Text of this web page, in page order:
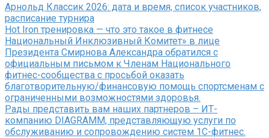
Арнольд Классик 2026: дата и время, список участников,
расписание турнира
Hot Iron тренировка — что это такое в фитнесе
Национальный Инклюзивный Комитет» в лице
Президента Смирнова Александра обратился с
официальным письмом к Членам Национального
фитнес-сообщества с просьбой оказать
благотворительную/финансовую помощь спортсменам с
ограниченными возможностями здоровья.
Рады представить вам наших партнеров – ИТ-
компанию DIAGRAMM, представляющую услуги по
обслуживанию и сопровождению систем 1С-фитнес.